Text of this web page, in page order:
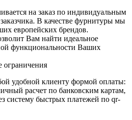
на заказ по индивидуальным
В качестве фурнитуры мы
европейских брендов.
Вам найти идеальное
функциональности Ваших
ограничения
удобной клиенту формой оплаты:
расчет по банковским картам,
систему быстрых платежей по qr-